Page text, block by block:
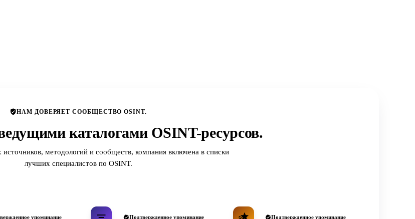
НАМ ДОВЕРЯЕТ СООБЩЕСТВО OSINT.
каталогами OSINT-ресурсов.
методологий и сообществ, компания включена в списки
лучших специалистов по OSINT.
упоминание Подтвержденное упоминание Подтвержденное упоминание